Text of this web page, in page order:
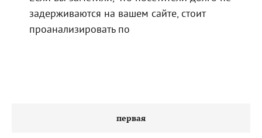
задерживаются на вашем сайте, стоит
проанализировать по
первая